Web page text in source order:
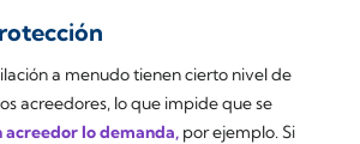
a menudo tienen cierto nivel de
acreedores, lo que impide que se
acreedor lo demanda, por ejemplo. Si